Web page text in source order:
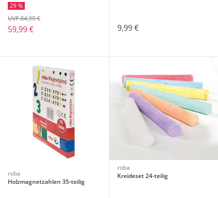
29 %
59,99 €
UVP 84,99 €
9,99 €
roba
Holzmagnetzahlen 35-teilig
roba
Kreideset 24-teilig